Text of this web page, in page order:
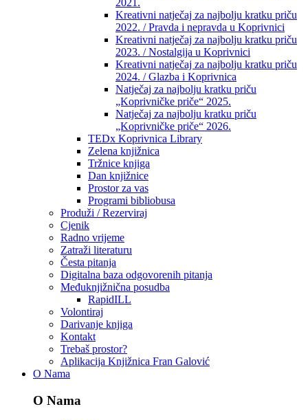
2021.
Kreativni natječaj za najbolju kratku priču
2022. / Pravda i nepravda u Koprivnici
Kreativni natječaj za najbolju kratku priču
2023. / Nostalgija u Koprivnici
Kreativni natječaj za najbolju kratku priču
2024. / Glazba i Koprivnica
Natječaj za najbolju kratku priču
„Koprivničke priče“ 2025.
Natječaj za najbolju kratku priču
„Koprivničke priče“ 2026.
TEDx Koprivnica Library
Zelena knjižnica
Tržnice knjiga
Dan knjižnice
Prostor za vas
Programi bibliobusa
Produži / Rezerviraj
Cjenik
Radno vrijeme
Zatraži literaturu
Česta pitanja
Digitalna baza odgovorenih pitanja
Međuknjižnična posudba
RapidILL
Volontiraj
Darivanje knjiga
Kontakt
Trebaš prostor?
Aplikacija Knjižnica Fran Galović
O Nama
O Nama